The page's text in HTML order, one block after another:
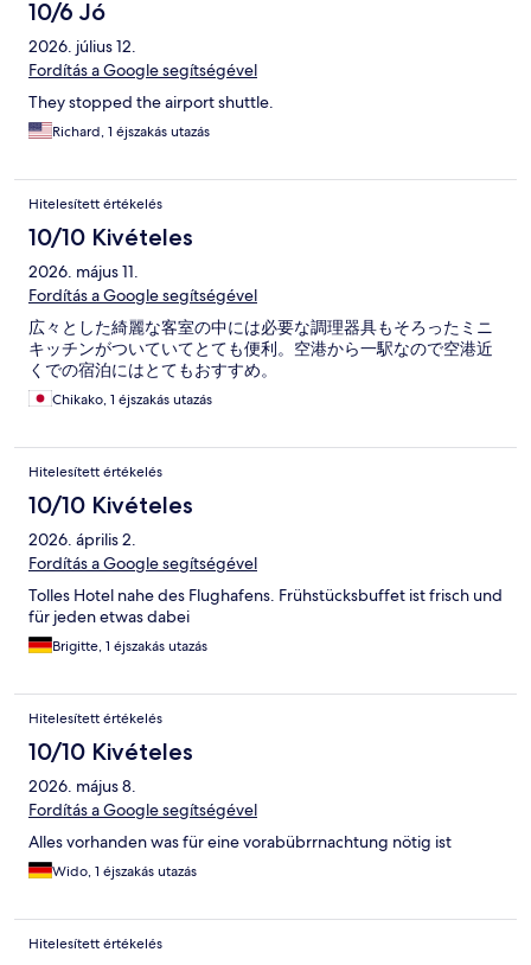
10/6 Jó
2026. július 12.
Fordítás a Google segítségével
They stopped the airport shuttle.
Richard, 1 éjszakás utazás
Hitelesített értékelés
10/10 Kivételes
2026. május 11.
Fordítás a Google segítségével
広々とした綺麗な客室の中には必要な調理器具もそろったミニ
キッチンがついていてとても便利。空港から一駅なので空港近
くでの宿泊にはとてもおすすめ。
Chikako, 1 éjszakás utazás
Hitelesített értékelés
10/10 Kivételes
2026. április 2.
Fordítás a Google segítségével
Tolles Hotel nahe des Flughafens. Frühstücksbuffet ist frisch und
für jeden etwas dabei
Brigitte, 1 éjszakás utazás
Hitelesített értékelés
10/10 Kivételes
2026. május 8.
Fordítás a Google segítségével
Alles vorhanden was für eine vorabübrrnachtung nötig ist
Wido, 1 éjszakás utazás
Hitelesített értékelés